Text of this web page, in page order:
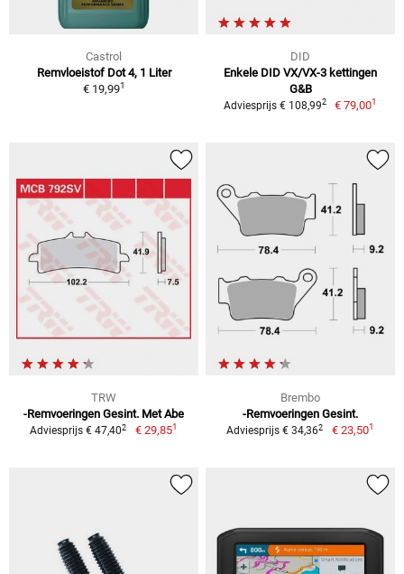
Castrol
Remvloeistof Dot 4, 1 Liter
€ 19,991
DID
Enkele DID VX/VX-3 kettingen
G&B
Adviesprijs € 108,992 € 79,001
TRW
-Remvoeringen Gesint. Met Abe
Adviesprijs € 47,402 € 29,851
Brembo
-Remvoeringen Gesint.
Adviesprijs € 34,362 € 23,501